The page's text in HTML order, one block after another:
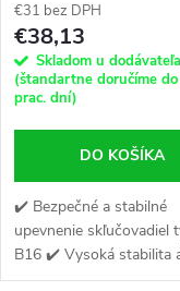
€31 bez DPH
€38,13
Skladom u dodávateľa
(štandartne doručíme
prac. dní)
DO KOŠÍKA
✔️ Bezpečné a stabilné
upevnenie skľučovadiel
B16 ✔️ Vysoká stabilita
tuhosť nástroja ✔️